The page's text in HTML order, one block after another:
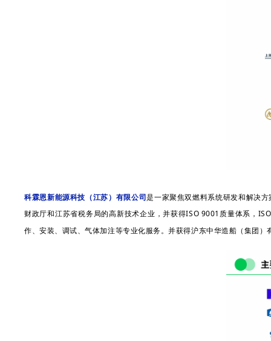
科霖恩新能源科技（江苏）有限公司是一家聚焦双燃料系统研发和解决
财政厅和江苏省税务局的高新技术企业，并获得ISO 9001质量体系，
作、安装、调试、气体加注等专业化服务。并获得沪东中华造船（集团